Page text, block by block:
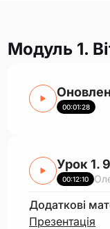
Модуль 1.
00:01:28
Урок 1.
00:12:10
Додаткові
Презентація